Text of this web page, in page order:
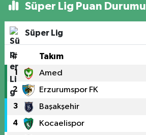
Süper Lig Puan Durumu
Süper Lig
# Takım
1 Amed
2 Erzurumspor FK
3 Başakşehir
4 Kocaelispor